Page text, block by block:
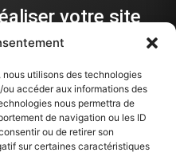
utilisons des technologies
accéder aux informations des
nous permettra de
de navigation ou les ID
ou de retirer son
sur certaines caractéristiques
votre site
ou des
du graphisme, ou pour
projet, je peux vous aider
étapes.